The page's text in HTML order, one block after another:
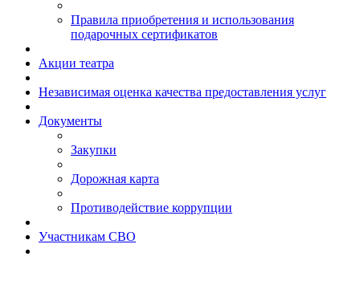
Правила приобретения и использования
подарочных сертификатов
Акции театра
Независимая оценка качества предоставления услуг
Документы
Закупки
Дорожная карта
Противодействие коррупции
Участникам СВО